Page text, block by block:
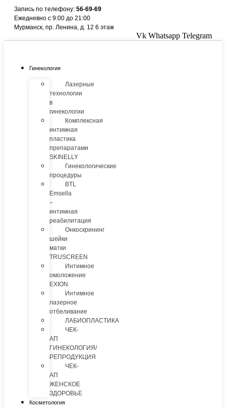
Перейти
содержимому
Запись по телефону: 56-69-69
Ежедневно с 9:00 до 21:00
Мурманск, пр. Ленина, д. 12 6 этаж
Vk Whatsapp Telegram
Гинекология
Лазерные
технологии
в
гинекологии
Комплексная
интимная
пластика
препаратами
SKINELLY
Гинекологические
процедуры
BTL
Emsella
–
интимная
реабилитация
Онкоскрининг
шейки
матки
TRUSCREEN
Интимное
омоложение
EXION
Интимное
лазерное
отбеливание
ЛАБИОПЛАСТИКА
ЧЕК-
АП
ГИНЕКОЛОГИЯ/
РЕПРОДУКЦИЯ
ЧЕК-
АП
ЖЕНСКОЕ
ЗДОРОВЬЕ
Косметология